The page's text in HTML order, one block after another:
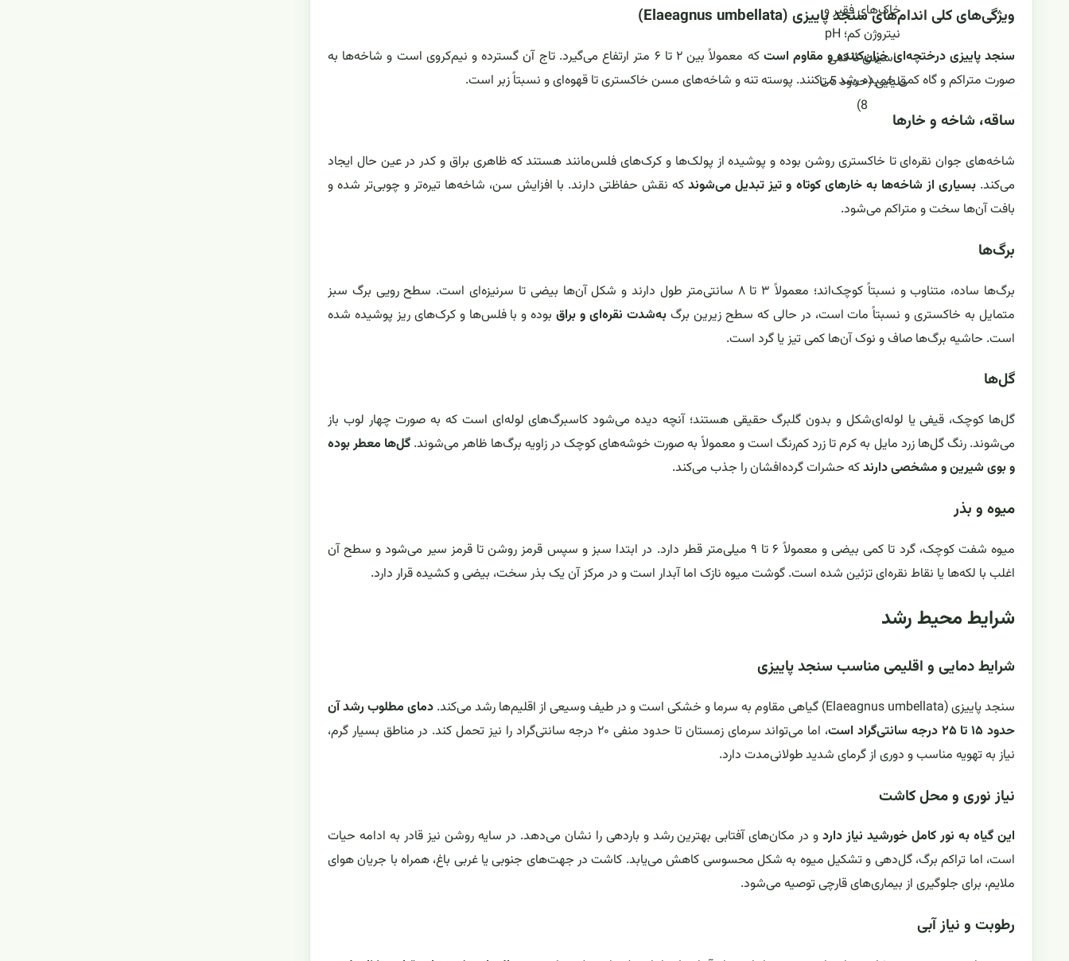
خاک‌های فقیر و
نیتروژن کم؛ pH
اسیدی تا کمی
قلیایی (حدود 5 تا
8)
ویژگی‌های کلی اندام‌های سنجد پاییزی (Elaeagnus umbellata)
سنجد پاییزی درختچه‌ای خزان‌کننده و مقاوم است
که معمولاً بین ۲ تا ۶ متر ارتفاع می‌گیرد. تاج آن گسترده و نیم‌کروی است و شاخه‌ها به
صورت متراکم و گاه کمی خمیده رشد می‌کنند. پوسته تنه و شاخه‌های مسن خاکستری تا قهوه‌ای و نسبتاً زبر است.
ساقه، شاخه و خارها
شاخه‌های جوان نقره‌ای تا خاکستری روشن بوده و پوشیده از پولک‌ها و کرک‌های فلس‌مانند هستند که ظاهری براق و کدر در عین حال ایجاد
می‌کند. بسیاری از شاخه‌ها به خارهای کوتاه و تیز تبدیل می‌شوندکه نقش حفاظتی دارند. با افزایش سن، شاخه‌ها تیره‌تر و چوبی‌تر شده و
بافت آن‌ها سخت و متراکم می‌شود.
برگ‌ها
برگ‌ها ساده، متناوب و نسبتاً کوچک‌اند؛ معمولاً ۳ تا ۸ سانتی‌متر طول دارند و شکل آن‌ها بیضی تا سرنیزه‌ای است. سطح رویی برگ سبز
متمایل به خاکستری و نسبتاً مات است، در حالی که سطح زیرین برگ به‌شدت نقره‌ای و براقبوده و با فلس‌ها و کرک‌های ریز پوشیده شده
است. حاشیه برگ‌ها صاف و نوک آن‌ها کمی تیز یا گرد است.
گل‌ها
گل‌ها کوچک، قیفی یا لوله‌ای‌شکل و بدون گلبرگ حقیقی هستند؛ آنچه دیده می‌شود کاسبرگ‌های لوله‌ای‌ است که به صورت چهار لوب باز
می‌شوند. رنگ گل‌ها زرد مایل به کرم تا زرد کم‌رنگ است و معمولاً به صورت خوشه‌های کوچک در زاویه برگ‌ها ظاهر می‌شوند. گل‌ها معطر بوده
و بوی شیرین و مشخصی دارندکه حشرات گرده‌افشان را جذب می‌کند.
میوه و بذر
میوه شفت کوچک، گرد تا کمی بیضی و معمولاً ۶ تا ۹ میلی‌متر قطر دارد. در ابتدا سبز و سپس قرمز روشن تا قرمز سیر می‌شود و سطح آن
اغلب با لکه‌ها یا نقاط نقره‌ای تزئین شده است. گوشت میوه نازک اما آبدار است و در مرکز آن یک بذر سخت، بیضی و کشیده قرار دارد.
شرایط محیط رشد
شرایط دمایی و اقلیمی مناسب سنجد پاییزی
سنجد پاییزی (Elaeagnus umbellata) گیاهی مقاوم به سرما و خشکی است و در طیف وسیعی از اقلیم‌ها رشد می‌کند.
دمای مطلوب رشد آن
حدود ۱۵ تا ۲۵ درجه سانتی‌گراد است
، اما می‌تواند سرمای زمستان تا حدود منفی ۲۰ درجه سانتی‌گراد را نیز تحمل کند. در مناطق بسیار گرم،
نیاز به تهویه مناسب و دوری از گرمای شدید طولانی‌مدت دارد.
نیاز نوری و محل کاشت
این گیاه به نور کامل خورشید نیاز داردو در مکان‌های آفتابی بهترین رشد و باردهی را نشان می‌دهد. در سایه روشن نیز قادر به ادامه حیات
است، اما تراکم برگ، گل‌دهی و تشکیل میوه به شکل محسوسی کاهش می‌یابد. کاشت در جهت‌های جنوبی یا غربی باغ، همراه با جریان هوای
ملایم، برای جلوگیری از بیماری‌های قارچی توصیه می‌شود.
رطوبت و نیاز آبی